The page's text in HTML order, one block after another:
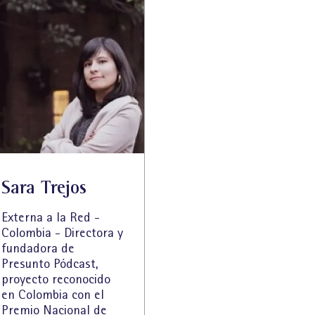
Sara Trejos
Externa a la Red -
Colombia - Directora y
fundadora de
Presunto Pódcast,
proyecto reconocido
en Colombia con el
Premio Nacional de